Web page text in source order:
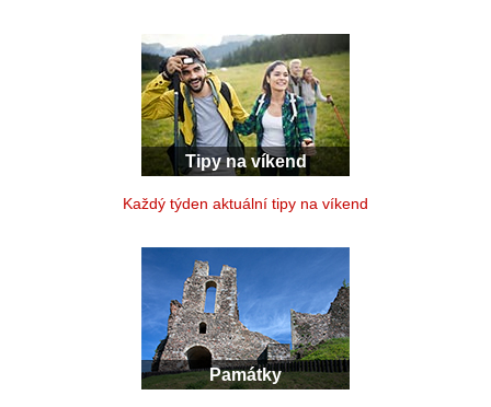
Tipy na víkend
Každý týden aktuální tipy na víkend
Památky